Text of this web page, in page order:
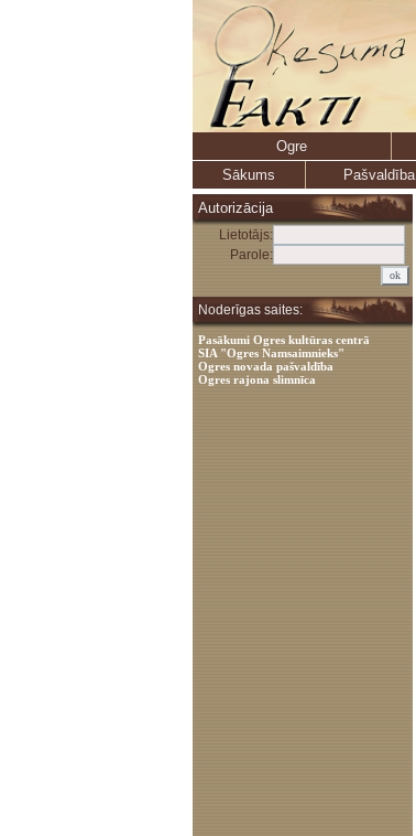
Ogre
Sākums
Pašvaldība
Autorizācija
Lietotājs:
Parole:
Noderīgas saites:
Pasākumi Ogres kultūras centrā
SIA "Ogres Namsaimnieks"
Ogres novada pašvaldība
Ogres rajona slimnīca